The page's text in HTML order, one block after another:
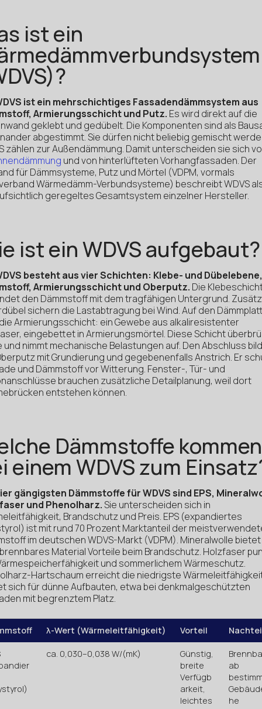
ist ein
ist ein mehrschichtiges Fassadendämmsystem aus
Armierungsschicht und Putz. Es wird direkt auf die
geklebt und gedübelt. Die Komponenten sind als
abgestimmt. Sie dürfen nicht beliebig gemischt
zählen zur Außendämmung. Damit unterscheiden sie sich
und von hinterlüfteten Vorhangfassaden. Der
für Dämmsysteme, Putz und Mörtel (VDPM, vormals
Wärmedämm-Verbundsysteme) beschreibt WDVS
geregeltes Gesamtsystem einzelner Hersteller.
ist ein WDVS aufgebaut?
besteht aus vier Schichten: Klebe- und Dübelebene,
Armierungsschicht und Oberputz. Die
den Dämmstoff mit dem tragfähigen Untergrund.
sichern die Lastabtragung bei Wind. Auf den
Armierungsschicht: ein Gewebe aus alkaliresistenter
eingebettet in Armierungsmörtel. Diese Schicht
und nimmt mechanische Belastungen auf. Den Abschluss
mit Grundierung und gegebenenfalls Anstrich. Er
und Dämmstoff vor Witterung. Fenster-, Tür- und
brauchen zusätzliche Detailplanung, weil dort
entstehen können.
Dämmstoffe kommen
einem WDVS zum
gängigsten Dämmstoffe für WDVS sind EPS,
und Phenolharz.Sie unterscheiden sich in
Brandschutz und Preis. EPS (expandiertes
ist mit rund 70 Prozent Marktanteil der
im deutschen WDVS-Markt (VDPM). Mineralwolle
Material Vorteile beim Brandschutz. Holzfaser
und sommerlichem Wärmeschutz.
Hartschaum erreicht die niedrigste
sich für dünne Aufbauten, etwa bei denkmalgeschützten
mit begrenztem Platz.
λ-Wert (Wärmeleitfähigkeit) Vorteil
ca. 0,030–0,038 W/(mK)
Günstig,
breite
Verfügb
arkeit,
leichtes
ab
he